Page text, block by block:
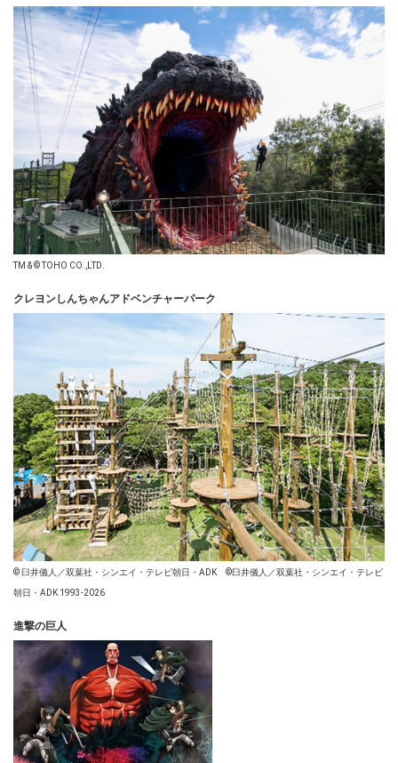
TM & © TOHO CO.,LTD.
クレヨンしんちゃんアドベンチャーパーク
© 臼井儀人／双葉社・シンエイ・テレビ朝日・ADK ©臼井儀人／双葉社・シンエイ・テレビ
朝日・ADK 1993-2026
進撃の巨人